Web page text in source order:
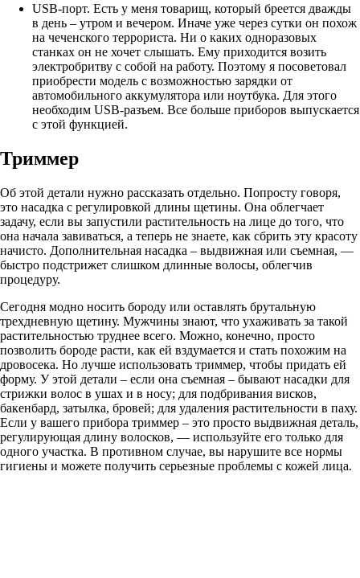
USB-порт. Есть у меня товарищ, который бреется дважды
в день – утром и вечером. Иначе уже через сутки он похож
на чеченского террориста. Ни о каких одноразовых
станках он не хочет слышать. Ему приходится возить
электробритву с собой на работу. Поэтому я посоветовал
приобрести модель с возможностью зарядки от
автомобильного аккумулятора или ноутбука. Для этого
необходим USB-разъем. Все больше приборов выпускается
с этой функцией.
Триммер
Об этой детали нужно рассказать отдельно. Попросту говоря,
это насадка с регулировкой длины щетины. Она облегчает
задачу, если вы запустили растительность на лице до того, что
она начала завиваться, а теперь не знаете, как сбрить эту красоту
начисто. Дополнительная насадка – выдвижная или съемная, —
быстро подстрижет слишком длинные волосы, облегчив
процедуру.
Сегодня модно носить бороду или оставлять брутальную
трехдневную щетину. Мужчины знают, что ухаживать за такой
растительностью труднее всего. Можно, конечно, просто
позволить бороде расти, как ей вздумается и стать похожим на
дровосека. Но лучше использовать триммер, чтобы придать ей
форму. У этой детали – если она съемная – бывают насадки для
стрижки волос в ушах и в носу; для подбривания висков,
бакенбард, затылка, бровей; для удаления растительности в паху.
Если у вашего прибора триммер – это просто выдвижная деталь,
регулирующая длину волосков, — используйте его только для
одного участка. В противном случае, вы нарушите все нормы
гигиены и можете получить серьезные проблемы с кожей лица.